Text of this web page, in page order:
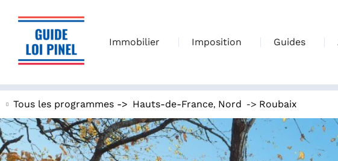
Immobilier Imposition Guides
Tous les programmes -> Hauts-de-France, Nord -> Roubaix